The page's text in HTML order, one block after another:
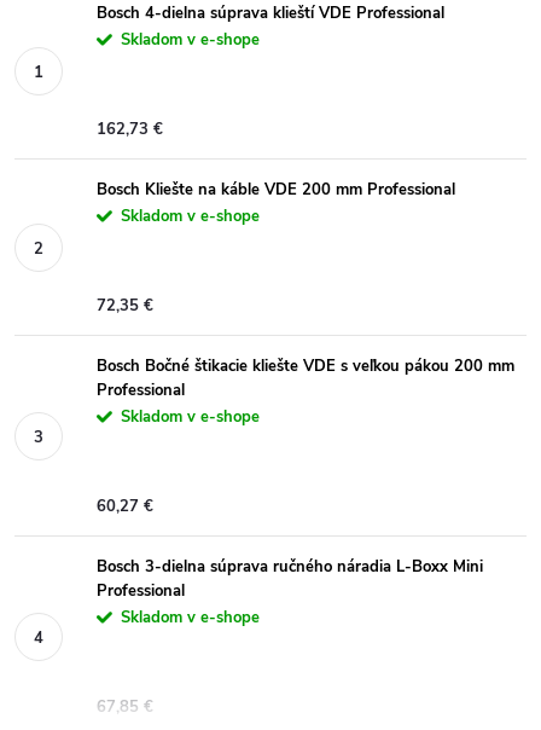
Bosch 4-dielna súprava klieští VDE Professional
Skladom v e-shope
162,73 €
Bosch Kliešte na káble VDE 200 mm Professional
Skladom v e-shope
72,35 €
Bosch Bočné štikacie kliešte VDE s veľkou pákou 200 mm
Professional
Skladom v e-shope
60,27 €
Bosch 3-dielna súprava ručného náradia L-Boxx Mini
Professional
Skladom v e-shope
67,85 €